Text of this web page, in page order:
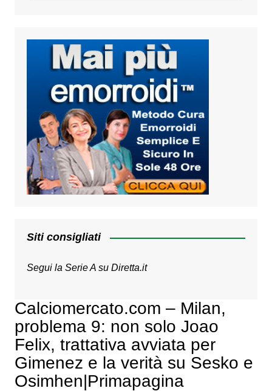
Calciomercato.com – Milan,
problema 9: non solo Joao
Felix, trattativa avviata per
Gimenez e la verità su Sesko e
Osimhen|Primapagina
Siti consigliati
Segui la Serie A su Diretta.it